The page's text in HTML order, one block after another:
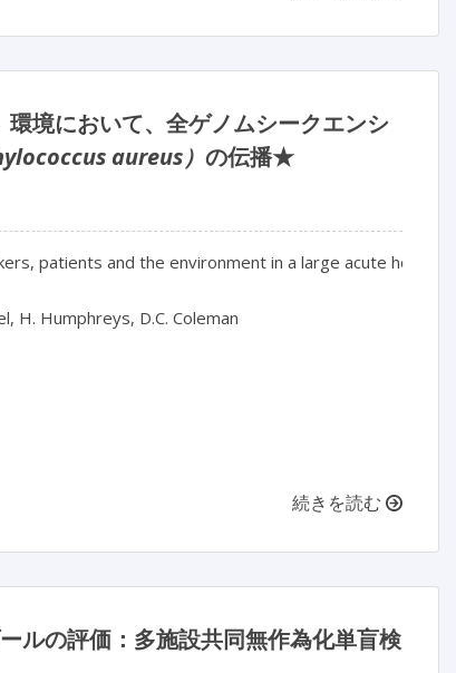
境において、全ゲノムシークエンシ
aureus） の伝播★
patients and the environment in a large acute
H. Humphreys, D.C. Coleman
続きを読む
ルの評価：多施設共同無作為化単盲検